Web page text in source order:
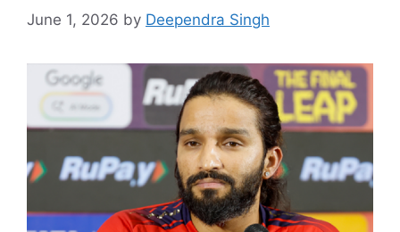
June 1, 2026 by Deependra Singh